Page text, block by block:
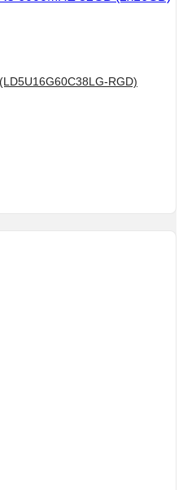
RGD)